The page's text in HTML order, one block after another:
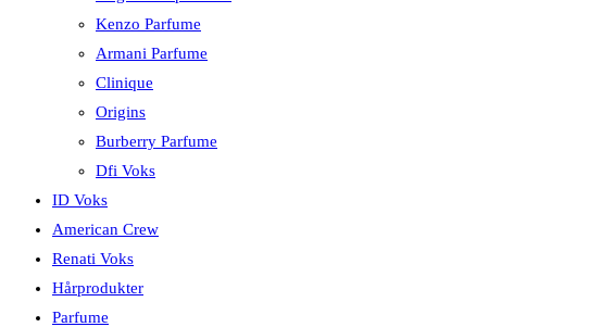
Kenzo Parfume
Armani Parfume
Clinique
Origins
Burberry Parfume
Dfi Voks
ID Voks
American Crew
Renati Voks
Hårprodukter
Parfume